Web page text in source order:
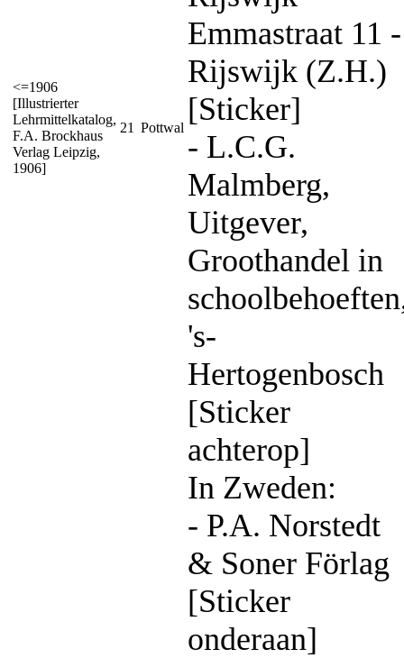
<=1906
[Illustrierter
Lehrmittelkatalog,
F.A. Brockhaus
Verlag Leipzig,
1906]
21 Pottwal
Emmastraat 11 -
Rijswijk (Z.H.)
[Sticker]
- L.C.G.
Malmberg,
Uitgever,
Groothandel in
's-
Hertogenbosch
[Sticker
achterop]
In Zweden:
- P.A. Norstedt
& Soner Förlag
[Sticker
onderaan]